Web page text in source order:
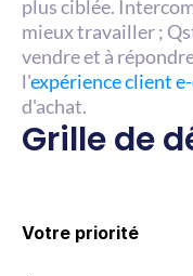
plus ciblée.
mieux travailler ;
vendre et à
l'expérience client
d'achat.
Grille de
Votre priorité